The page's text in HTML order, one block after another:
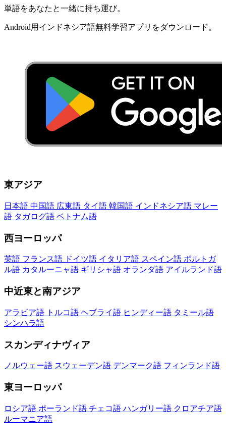
単語を​あなたと​一緒に​持ち運び。
Android用​インドネシア語​無料​学習​アプリを​ダウンロード​。
東アジア
日本語 中国語 広東語 タイ語 韓国語 インドネシア語 マレー
語 タガログ語 ベトナム語
西ヨーロッパ
英語 フランス語 ドイツ語 イタリア語 スペイン語 ポルトガ
ル語 カタルーニャ語 ギリシャ語 オランダ語 アイルランド語
中近東と南アジア
アラビア語 トルコ語 ヘブライ語 ヒンディー語 タミール語
シンハラ語
スカンディナヴィア
ノルウェー語 スウェーデン語 デンマーク語 フィンランド語
東ヨーロッパ
ロシア語 ポーランド語 チェコ語 ハンガリー語 クロアチア語
ルーマニア語